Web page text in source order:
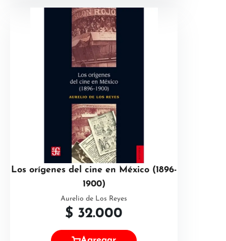
Los orígenes del cine en México (1896-
1900)
Aurelio de Los Reyes
$ 32.000